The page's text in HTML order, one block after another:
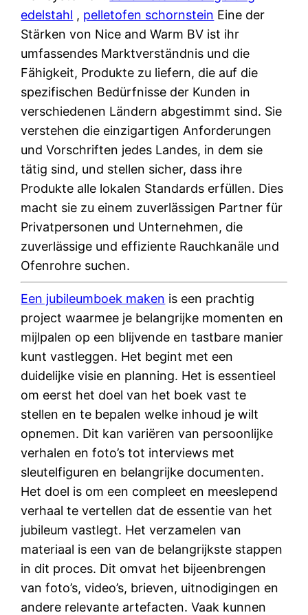
edelstahl , pelletofen schornstein Eine der
Stärken von Nice and Warm BV ist ihr
umfassendes Marktverständnis und die
Fähigkeit, Produkte zu liefern, die auf die
spezifischen Bedürfnisse der Kunden in
verschiedenen Ländern abgestimmt sind. Sie
verstehen die einzigartigen Anforderungen
und Vorschriften jedes Landes, in dem sie
tätig sind, und stellen sicher, dass ihre
Produkte alle lokalen Standards erfüllen. Dies
macht sie zu einem zuverlässigen Partner für
Privatpersonen und Unternehmen, die
zuverlässige und effiziente Rauchkanäle und
Ofenrohre suchen.
Een jubileumboek maken is een prachtig
project waarmee je belangrijke momenten en
mijlpalen op een blijvende en tastbare manier
kunt vastleggen. Het begint met een
duidelijke visie en planning. Het is essentieel
om eerst het doel van het boek vast te
stellen en te bepalen welke inhoud je wilt
opnemen. Dit kan variëren van persoonlijke
verhalen en foto’s tot interviews met
sleutelfiguren en belangrijke documenten.
Het doel is om een compleet en meeslepend
verhaal te vertellen dat de essentie van het
jubileum vastlegt. Het verzamelen van
materiaal is een van de belangrijkste stappen
in dit proces. Dit omvat het bijeenbrengen
van foto’s, video’s, brieven, uitnodigingen en
andere relevante artefacten. Vaak kunnen